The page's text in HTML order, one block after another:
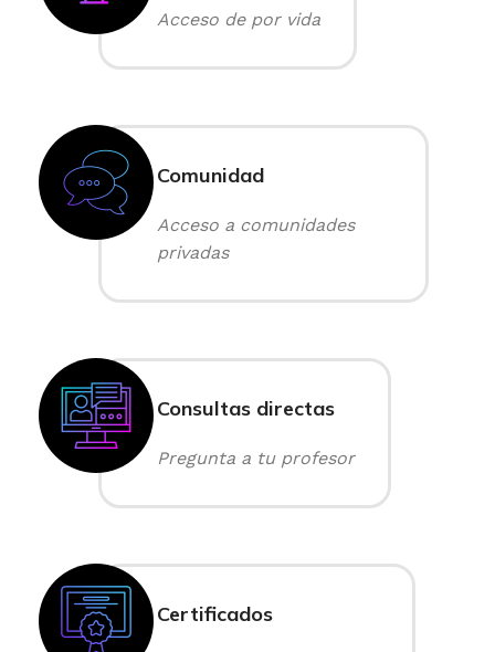
Acceso de por vida
Comunidad
Acceso a comunidades
privadas
Consultas directas
Pregunta a tu profesor
Certificados